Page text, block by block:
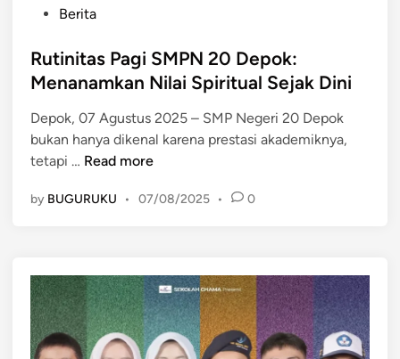
s
t
d
i
n
Berita
Rutinitas Pagi SMPN 20 Depok:
Menanamkan Nilai Spiritual Sejak Dini
Depok, 07 Agustus 2025 – SMP Negeri 20 Depok
bukan hanya dikenal karena prestasi akademiknya,
tetapi … R
t
t
a
s
P
Read more
by BUGURUKU • 07/08/2025 • 0